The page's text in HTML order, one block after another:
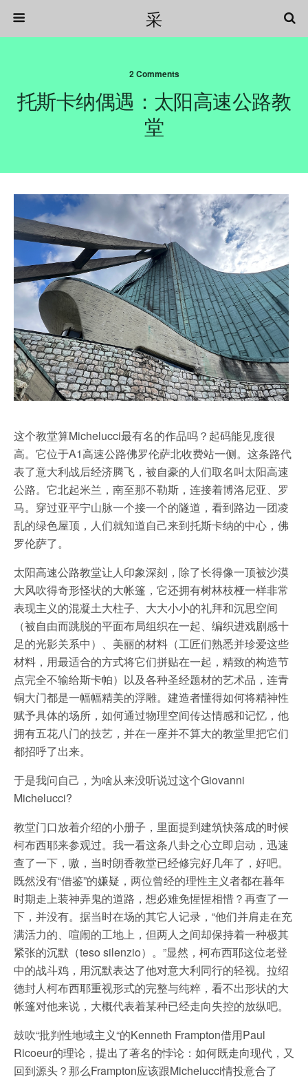
采
2 Comments
托斯卡纳偶遇：太阳高速公路教
堂
这个教堂算Michelucci最有名的作品吗？起码能见度很
高。它位于A1高速公路佛罗伦萨北收费站一侧。这条路代
表了意大利战后经济腾飞，被自豪的人们取名叫太阳高速
公路。它北起米兰，南至那不勒斯，连接着博洛尼亚、罗
马。穿过亚平宁山脉一个接一个的隧道，看到路边一团凌
乱的绿色屋顶，人们就知道自己来到托斯卡纳的中心，佛
罗伦萨了。
太阳高速公路教堂让人印象深刻，除了长得像一顶被沙漠
大风吹得奇形怪状的大帐篷，它还拥有树林枝桠一样非常
表现主义的混凝土大柱子、大大小小的礼拜和沉思空间
（被自由而跳脱的平面布局组织在一起、编织进戏剧感十
足的光影关系中）、美丽的材料（工匠们熟悉并珍爱这些
材料，用最适合的方式将它们拼贴在一起，精致的构造节
点完全不输给斯卡帕）以及各种圣经题材的艺术品，连青
铜大门都是一幅幅精美的浮雕。建造者懂得如何将精神性
赋予具体的场所，如何通过物理空间传达情感和记忆，他
拥有五花八门的技艺，并在一座并不算大的教堂里把它们
都招呼了出来。
于是我问自己，为啥从来没听说过这个Giovanni
Michelucci?
教堂门口放着介绍的小册子，里面提到建筑快落成的时候
柯布西耶来参观过。我一看这条八卦之心立即启动，迅速
查了一下，嗷，当时朗香教堂已经修完好几年了，好吧。
既然没有“借鉴”的嫌疑，两位曾经的理性主义者都在暮年
时期走上装神弄鬼的道路，想必难免惺惺相惜？再查了一
下，并没有。据当时在场的其它人记录，“他们并肩走在充
满活力的、喧闹的工地上，但两人之间却保持着一种极其
紧张的沉默（teso silenzio）。”显然，柯布西耶这位老登
中的战斗鸡，用沉默表达了他对意大利同行的轻视。拉绍
德封人柯布西耶重视形式的完整与纯粹，看不出形状的大
帐篷对他来说，大概代表着某种已经走向失控的放纵吧。
鼓吹“批判性地域主义“的Kenneth Frampton借用Paul
Ricoeur的理论，提出了著名的悖论：如何既走向现代，又
回到源头？那么Frampton应该跟Michelucci情投意合了